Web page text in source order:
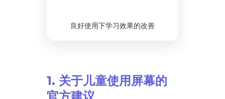
良好使用下学习效果的改善
1. 关于儿童使用屏幕的